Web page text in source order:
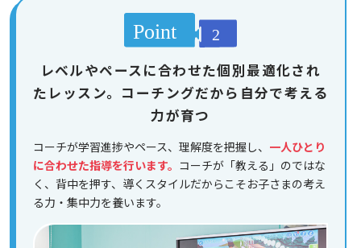
レベルやペースに合わせた個別最適化され
たレッスン。コーチングだから自分で考える
力が育つ
コーチが学習進捗やペース、理解度を把握し、 一人ひとり
に合わせた指導を行います。 コーチが「教える」のではな
く、背中を押す、導くスタイルだからこそお子さまの考え
る力・集中力を養います。